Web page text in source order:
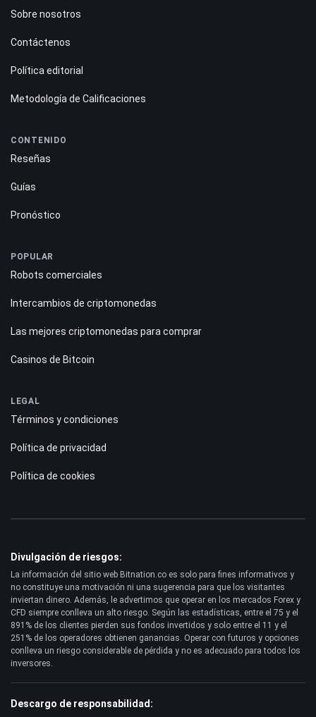
Sobre nosotros
Contáctenos
Política editorial
Metodología de Calificaciones
CONTENIDO
Reseñas
Guías
Pronóstico
POPULAR
Robots comerciales
Intercambios de criptomonedas
Las mejores criptomonedas para comprar
Casinos de Bitcoin
LEGAL
Términos y condiciones
Política de privacidad
Política de cookies
Divulgación de riesgos:
La información del sitio web Bitnation.co es solo para fines informativos y
no constituye una motivación ni una sugerencia para que los visitantes
inviertan dinero. Además, le advertimos que operar en los mercados Forex y
CFD siempre conlleva un alto riesgo. Según las estadísticas, entre el 75 y el
891% de los clientes pierden sus fondos invertidos y solo entre el 11 y el
251% de los operadores obtienen ganancias. Operar con futuros y opciones
conlleva un riesgo considerable de pérdida y no es adecuado para todos los
inversores.
Descargo de responsabilidad: